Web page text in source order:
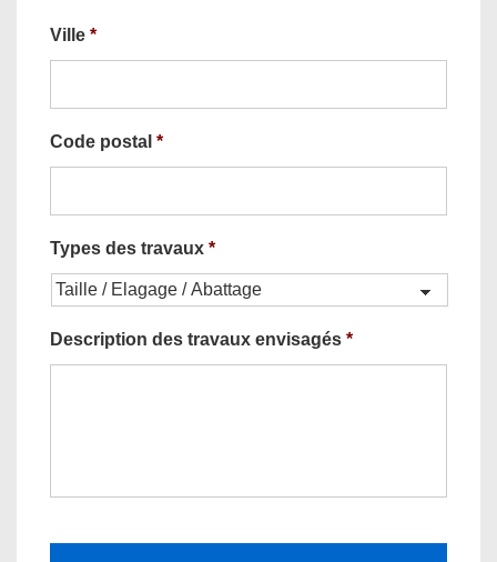
Ville *
Code postal *
Types des travaux *
Description des travaux envisagés *